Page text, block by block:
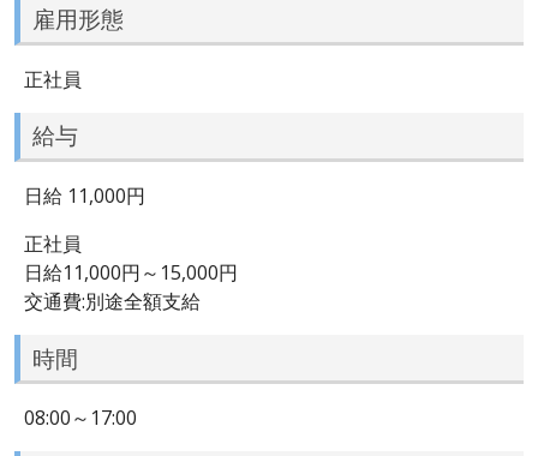
雇用形態
正社員
給与
日給 11,000円
正社員
日給11,000円～15,000円
交通費:別途全額支給
時間
08:00～17:00